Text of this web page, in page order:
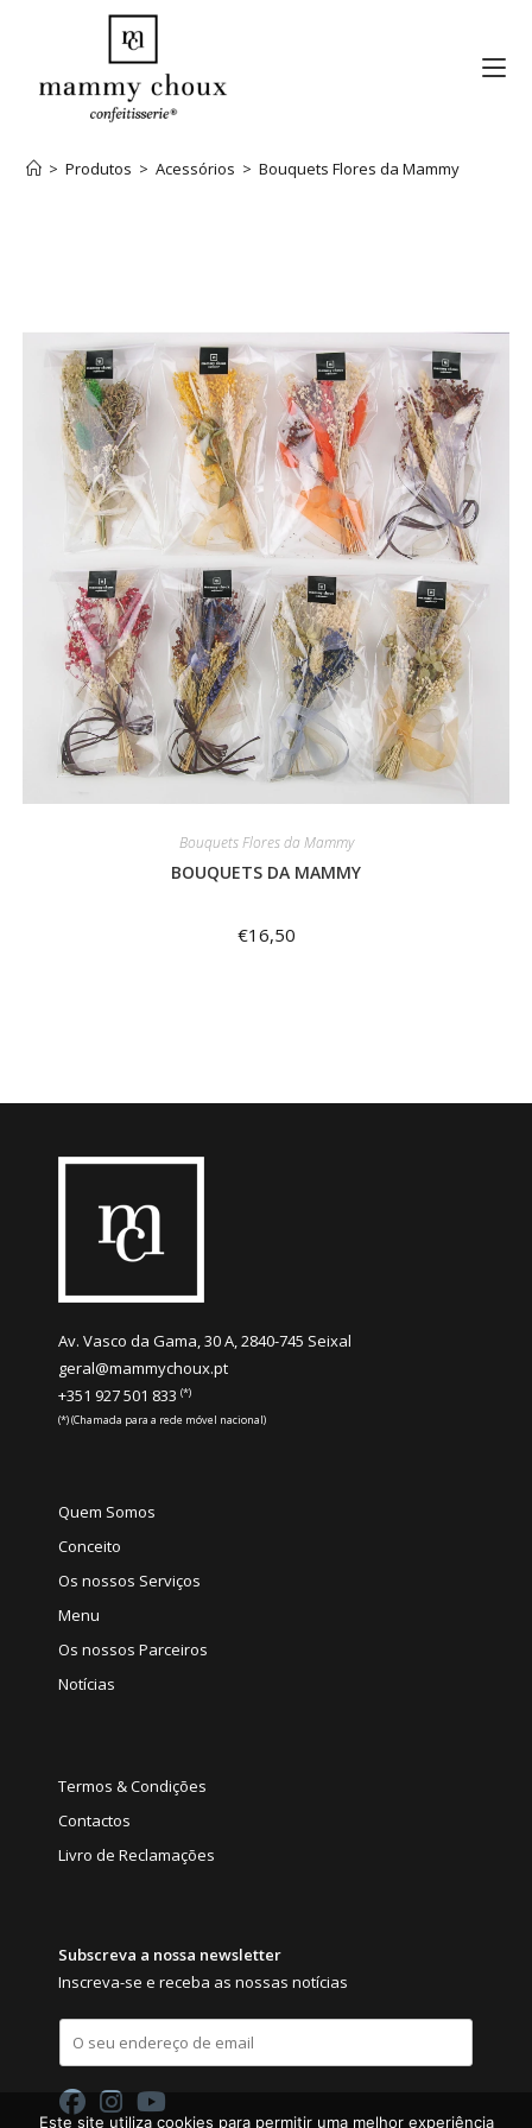
> Produtos > Acessórios > Bouquets Flores da Mammy
Bouquets Flores da Mammy
BOUQUETS DA MAMMY
€16,50
Av. Vasco da Gama, 30 A, 2840-745 Seixal
geral@mammychoux.pt
+351 927 501 833 (*)
(*) (Chamada para a rede móvel nacional)
Quem Somos
Conceito
Os nossos Serviços
Menu
Os nossos Parceiros
Notícias
Termos & Condições
Contactos
Livro de Reclamações
Subscreva a nossa newsletter
Inscreva-se e receba as nossas notícias
E
a
l
Este site utiliza cookies para permitir uma melhor experiência